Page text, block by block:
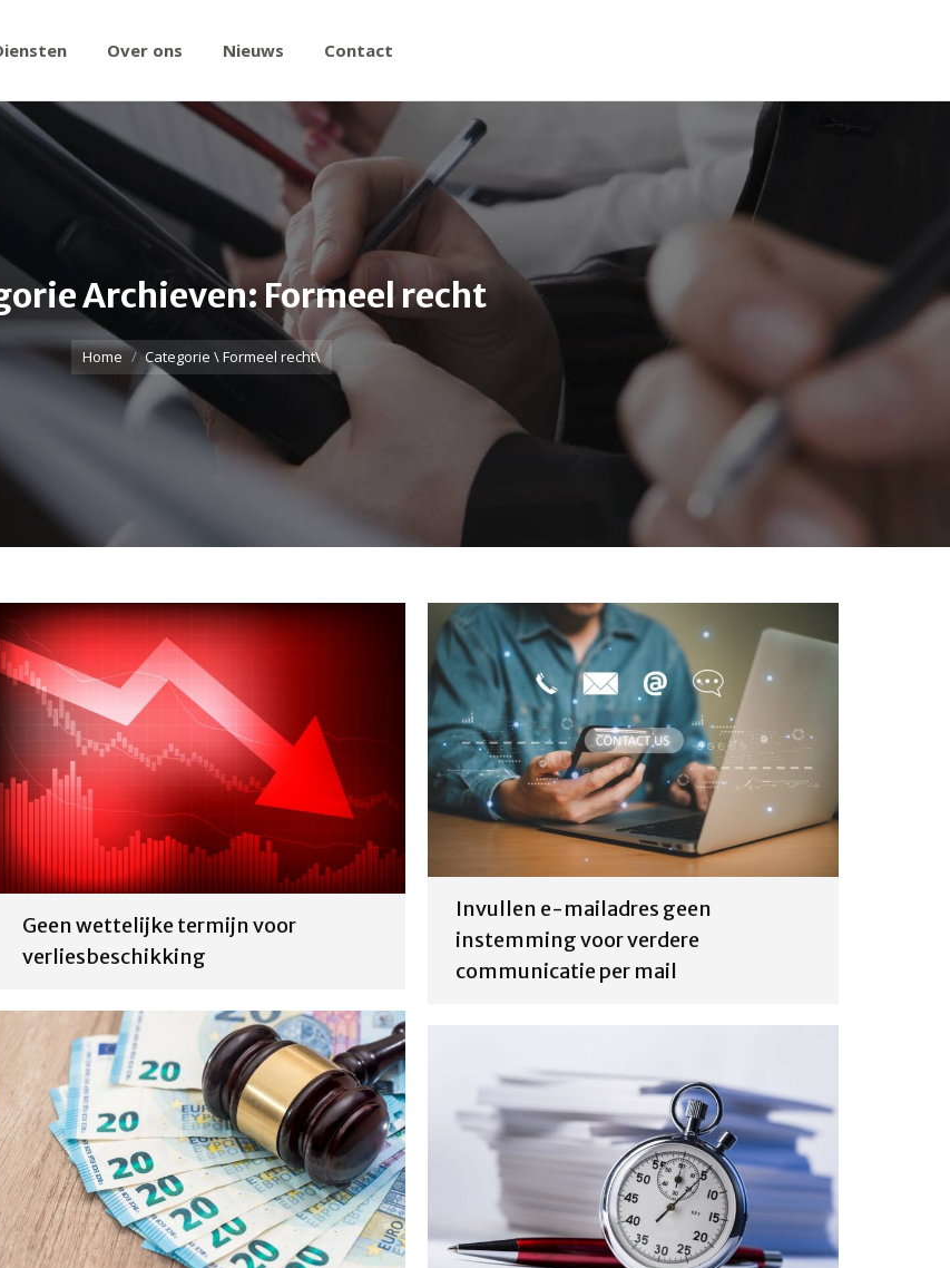
Over ons Nieuws Contact
Archieven:Formeel recht
Home Categorie \ Formeel recht\
Geen wettelijke termijn voor
verliesbeschikking
Invullen e-mailadres geen
instemming voor verdere
communicatie per mail